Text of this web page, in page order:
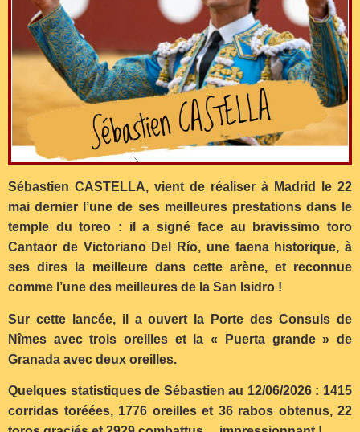
Sébastien CASTELLA, vient de réaliser à Madrid le 22
mai dernier l’une de ses meilleures prestations dans le
temple du toreo : il a signé face au bravissimo toro
Cantaor de Victoriano Del Río, une faena historique, à
ses dires la meilleure dans cette arène, et reconnue
comme l’une des meilleures de la San Isidro !
Sur cette lancée, il a ouvert la Porte des Consuls de
Nîmes avec trois oreilles et la « Puerta grande » de
Granada avec deux oreilles.
Quelques statistiques de Sébastien au 12/06/2026 : 1415
corridas toréées, 1776 oreilles et 36 rabos obtenus, 22